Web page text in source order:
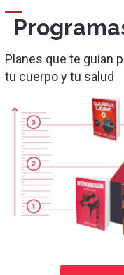
Planes que te guían
tu cuerpo y tu salud